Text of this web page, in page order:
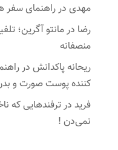
مهدیدرراهنمای سفر
رضا درمانتو آگرین؛
منصفانه
ریحانه پاکدانشدر
کننده پوست صورت و
فریددرترفندهایی که
نمی‌دن !